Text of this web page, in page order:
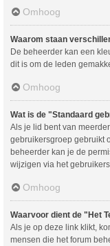
Omhoog
Waarom staan
De beheerder kan een
dit is om de leden
Omhoog
Wat is de "Standaard
Als je lid bent van
gebruikersgroep gebruikt
beheerder kan je de
wijzigen via het
Omhoog
Waarvoor dient de "Het
Als je op deze link klikt,
mensen die het forum